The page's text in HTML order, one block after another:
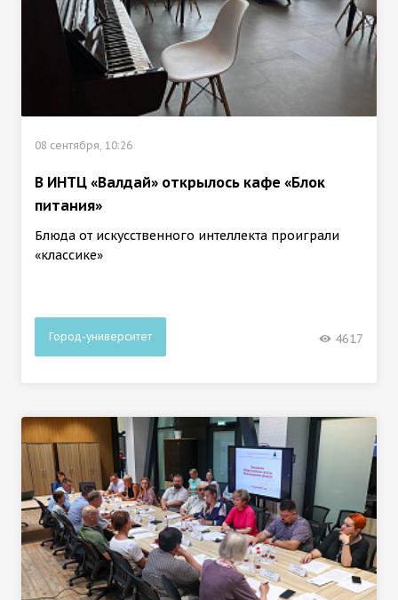
08 сентября, 10:26
В ИНТЦ «Валдай» открылось кафе «Блок
питания»
Блюда от искусственного интеллекта проиграли
«классике»
Город-университет 4617